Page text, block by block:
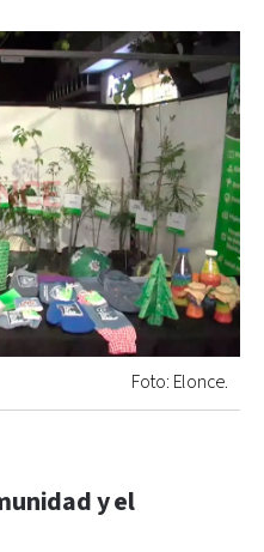
Foto: Elonce.
y el